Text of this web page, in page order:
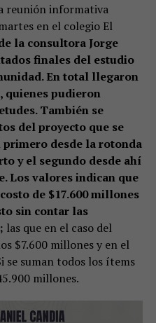
reunión informativa
en el colegio El
la consultora Jorge
finales del estudio
En total llegaron
quienes pudieron
También se
del proyecto que se
desde la rotonda
y el segundo desde ahí
Los valores indican que
de $17.600 millones
sin contar las
las que en el caso del
$7.600 millones y en el
se suman todos los ítems
millones.